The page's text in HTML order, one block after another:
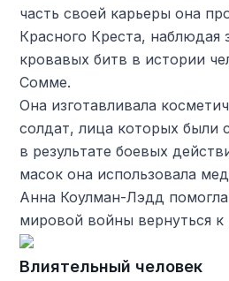
часть своей карьеры она
Красного Креста, наблюдая
кровавых битв в истории
Сомме.
Она изготавливала
солдат, лица которых были
в результате боевых
масок она использовала
Анна Коулман-Лэдд
мировой войны вернуться
Влиятельный человек